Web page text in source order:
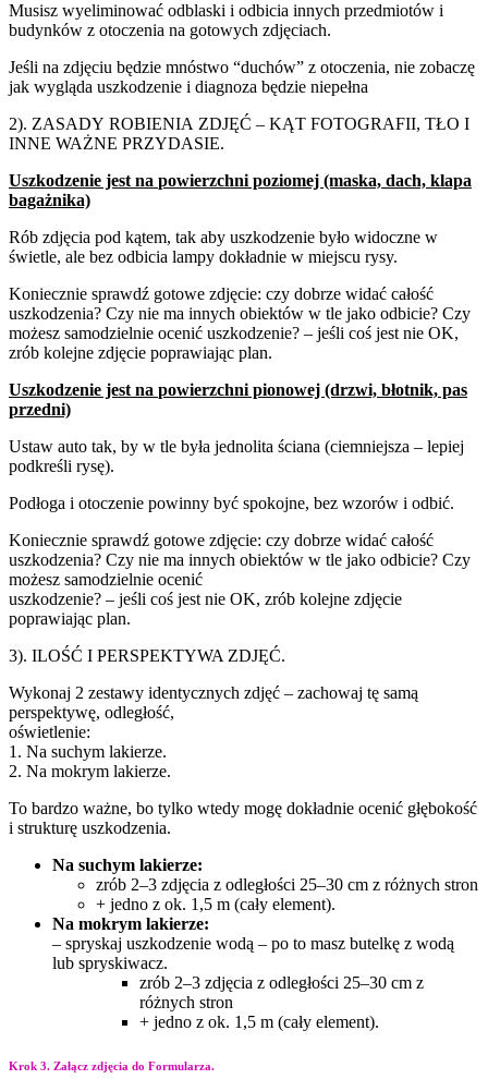
Musisz wyeliminować odblaski i odbicia innych przedmiotów i
budynków z otoczenia na gotowych zdjęciach.
Jeśli na zdjęciu będzie mnóstwo “duchów” z otoczenia, nie zobaczę
jak wygląda uszkodzenie i diagnoza będzie niepełna
2). ZASADY ROBIENIA ZDJĘĆ – KĄT FOTOGRAFII, TŁO I
INNE WAŻNE PRZYDASIE.
Uszkodzenie jest na powierzchni poziomej (maska, dach, klapa
bagażnika)
Rób zdjęcia pod kątem, tak aby uszkodzenie było widoczne w
świetle, ale bez odbicia lampy dokładnie w miejscu rysy.
Koniecznie sprawdź gotowe zdjęcie: czy dobrze widać całość
uszkodzenia? Czy nie ma innych obiektów w tle jako odbicie? Czy
możesz samodzielnie ocenić uszkodzenie? – jeśli coś jest nie OK,
zrób kolejne zdjęcie poprawiając plan.
Uszkodzenie jest na powierzchni pionowej (drzwi, błotnik, pas
przedni)
Ustaw auto tak, by w tle była jednolita ściana (ciemniejsza – lepiej
podkreśli rysę).
Podłoga i otoczenie powinny być spokojne, bez wzorów i odbić.
Koniecznie sprawdź gotowe zdjęcie: czy dobrze widać całość
uszkodzenia? Czy nie ma innych obiektów w tle jako odbicie? Czy
możesz samodzielnie ocenić
uszkodzenie? – jeśli coś jest nie OK, zrób kolejne zdjęcie
poprawiając plan.
3). ILOŚĆ I PERSPEKTYWA ZDJĘĆ.
Wykonaj 2 zestawy identycznych zdjęć – zachowaj tę samą
perspektywę, odległość,
oświetlenie:
1. Na suchym lakierze.
2. Na mokrym lakierze.
To bardzo ważne, bo tylko wtedy mogę dokładnie ocenić głębokość
i strukturę uszkodzenia.
Na suchym lakierze:
zrób 2–3 zdjęcia z odległości 25–30 cm z różnych stron
+ jedno z ok. 1,5 m (cały element).
Na mokrym lakierze:
– spryskaj uszkodzenie wodą – po to masz butelkę z wodą
lub spryskiwacz.
zrób 2–3 zdjęcia z odległości 25–30 cm z
różnych stron
+ jedno z ok. 1,5 m (cały element).
Krok 3. Załącz zdjęcia do Formularza.